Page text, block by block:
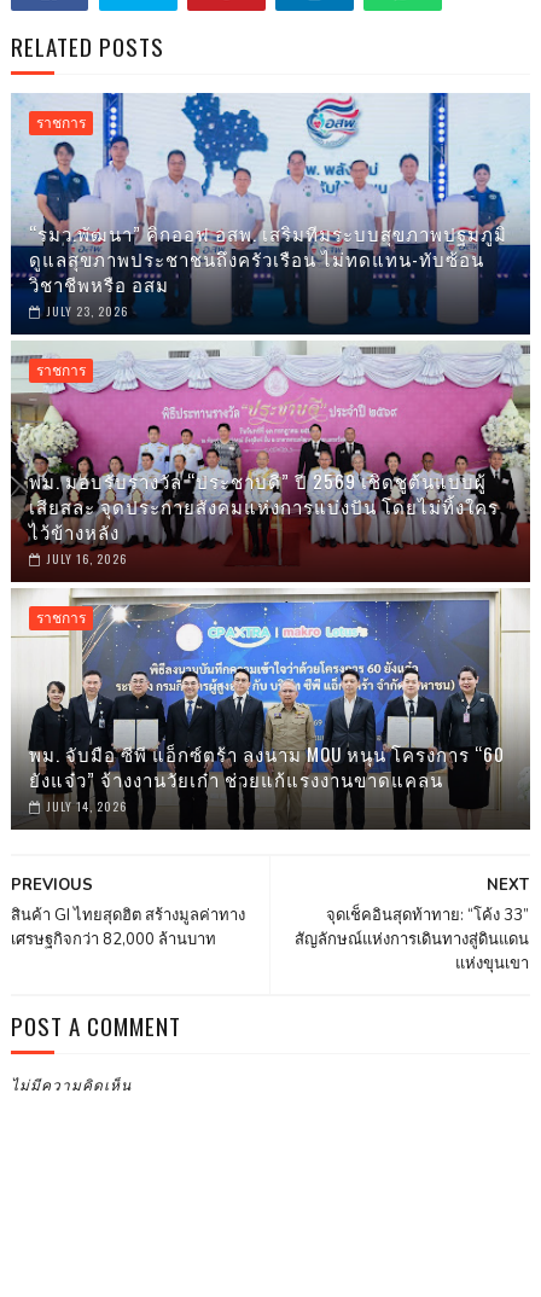
RELATED POSTS
ราชการ
“รมว.พัฒนา” คิกออฟ อสพ. เสริมทีมระบบสุขภาพปฐมภูมิ
ดูแลสุขภาพประชาชนถึงครัวเรือน ไม่ทดแทน-ทับซ้อน
วิชาชีพหรือ อสม
JULY 23, 2026
ราชการ
พม. มอบรับรางวัล “ประชาบดี” ปี 2569 เชิดชูต้นแบบผู้
เสียสละ จุดประกายสังคมแห่งการแบ่งปัน โดยไม่ทิ้งใคร
ไว้ข้างหลัง
JULY 16, 2026
ราชการ
พม. จับมือ ซีพี แอ็กซ์ตร้า ลงนาม MOU หนุน โครงการ “60
ยังแจ๋ว” จ้างงานวัยเก๋า ช่วยแก้แรงงานขาดแคลน
JULY 14, 2026
NEXT
จุดเช็คอินสุดท้าทาย: “โค้ง 33”
สัญลักษณ์แห่งการเดินทางสู่ดินแดน
แห่งขุนเขา
PREVIOUS
สินค้า GI ไทยสุดฮิต สร้างมูลค่าทาง
เศรษฐกิจกว่า 82,000 ล้านบาท
POST A COMMENT
ไม่มีความคิดเห็น